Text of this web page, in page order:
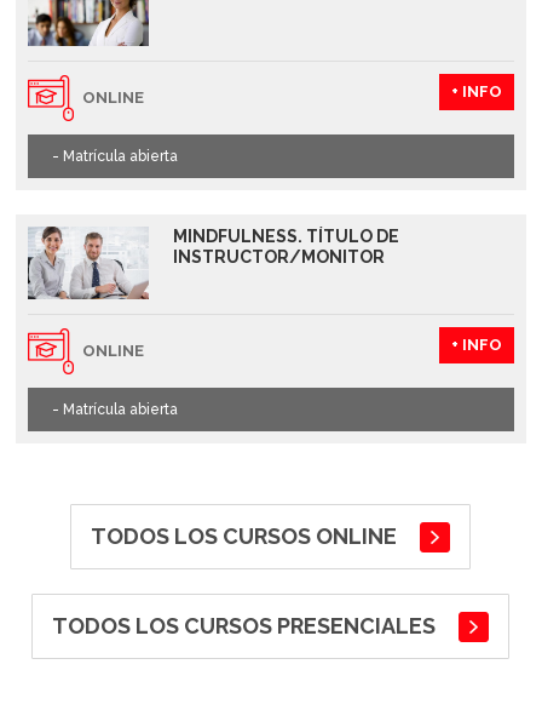
ONLINE + INFO
- Matrícula abierta
MINDFULNESS. TÍTULO DE
INSTRUCTOR/MONITOR
ONLINE + INFO
- Matrícula abierta
TODOS LOS CURSOS ONLINE
TODOS LOS CURSOS PRESENCIALES